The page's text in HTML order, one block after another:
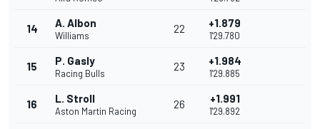
14 A. Albon
Williams
22 +1.879
1'29.780
15 P. Gasly
Racing Bulls
23 +1.984
1'29.885
16 L. Stroll
Aston Martin Racing
26 +1.991
1'29.892